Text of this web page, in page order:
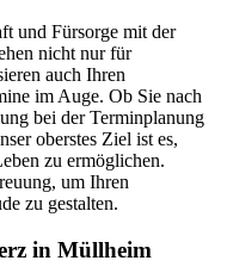
und Fürsorge mit der
nicht nur für
auch Ihren
im Auge. Ob Sie nach
bei der Terminplanung
oberstes Ziel ist es,
zu ermöglichen.
um Ihren
zu gestalten.
in Müllheim